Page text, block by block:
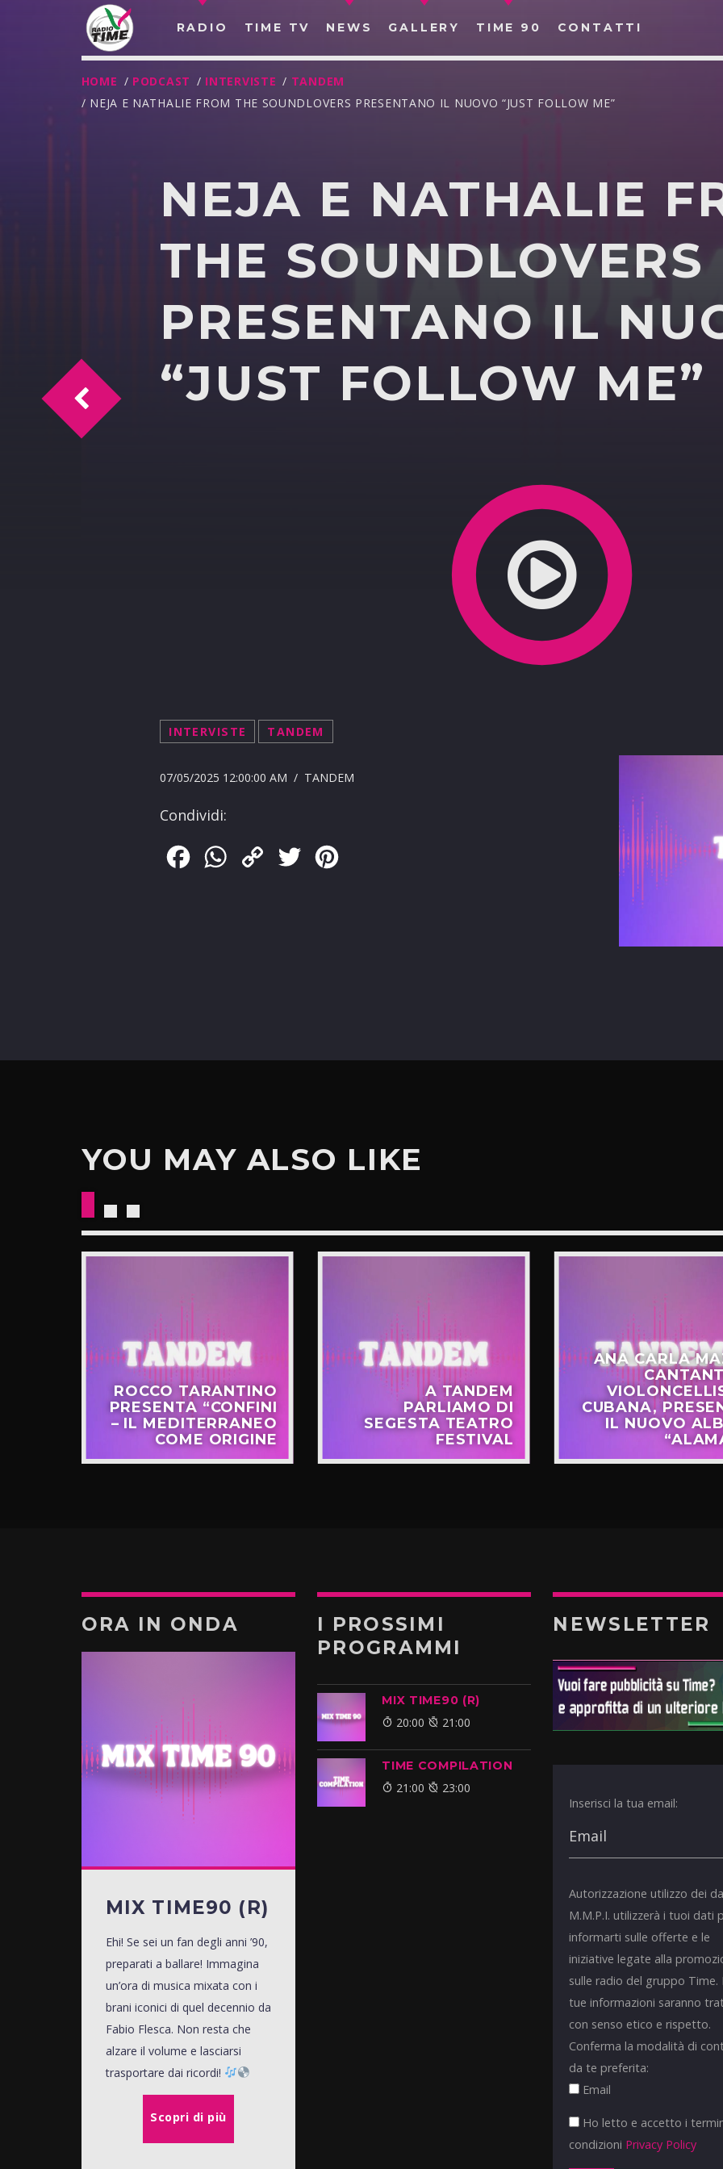
RADIO TIME TV NEWS GALLERY TIME 90 CONTATTI
CERCA NEL SITO WEB:
HOME / PODCAST / INTERVISTE / TANDEM
/ NEJA E NATHALIE FROM THE SOUNDLOVERS PRESENTANO IL NUOVO “JUST FOLLOW ME”
NEJA E NATHALIE
THE SOUNDLOVERS
PRESENTANO IL
“JUST FOLLOW ME”
INTERVISTE TANDEM
07/05/2025 12:00:00 AM / TANDEM
Condividi:
FacebookWhatsApp
Copy
Twitter
FRANCESCO BOZZI AUTORE DI FIORELLO E SERGIO FRISCIA, PRESENTA IL SUO ULTIMO
YOU MAY ALSO LIKE
ROCCO TARANTINO
PRESENTA “CONFINI
– IL MEDITERRANEO
COME ORIGINE
A TANDEM
PARLIAMO DI
SEGESTA TEATRO
FESTIVAL
ANA CARLA
CUBANA,
IL NUOVO
ORA IN ONDA
MIX TIME90 (R)
Ehi! Se sei un fan degli anni ’90,
preparati a ballare! Immagina
un’ora di musica mixata con i
brani iconici di quel decennio da
Fabio Flesca. Non resta che
alzare il volume e lasciarsi
trasportare dai ricordi!
Scopri di più
I PROSSIMI
PROGRAMMI
MIX TIME90 (R)
20:00 21:00
TIME COMPILATION
21:00 23:00
NEWSLETTER
Inserisci la tua email:
Autorizzazione utilizzo dei
M.M.P.I. utilizzerà i tuoi dati
informarti sulle offerte e le
iniziative legate alla
sulle radio del gruppo Time.
tue informazioni saranno
con senso etico e rispetto.
Conferma la modalità di
da te preferita:
Email
Ho letto e accetto i
condizioni Privacy Policy